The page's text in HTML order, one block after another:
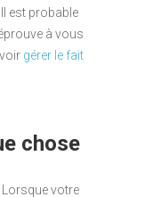
est probable
à vous
gérer le fait
chose
. Lorsque votre